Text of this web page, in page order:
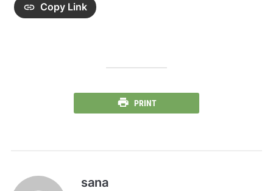
Copy Link
PRINT
sana